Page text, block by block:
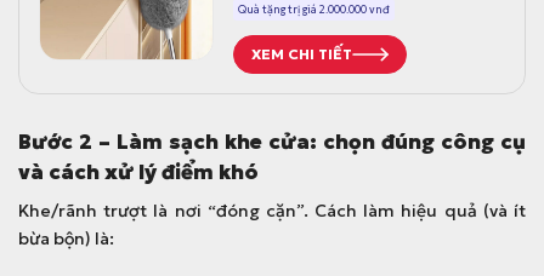
0
0
0
.
2
6
5
0
0
0
á
g
ố
c
à
:
1
á
h
i
ệ
t
ạ
i
Quà tặng trị giá 2.000.000 vnđ
XEM CHI TIẾT
Bước 2 – Làm sạch khe cửa: chọn đúng công cụ
và cách xử lý điểm khó
Khe/rãnh trượt là nơi “đóng cặn”. Cách làm hiệu quả (và ít
bừa bộn) là: